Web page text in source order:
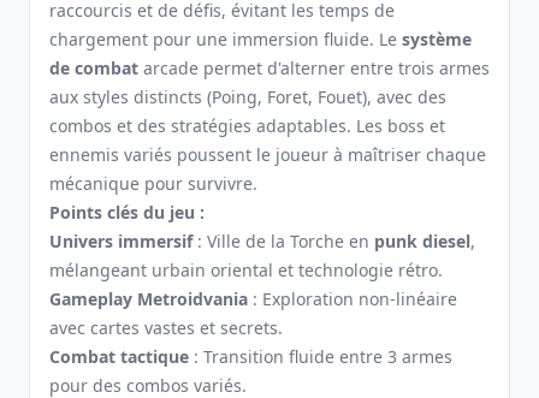
raccourcis et de défis, évitant les temps de
chargement pour une immersion fluide. Le système
de combat arcade permet d'alterner entre trois armes
aux styles distincts (Poing, Foret, Fouet), avec des
combos et des stratégies adaptables. Les boss et
ennemis variés poussent le joueur à maîtriser chaque
mécanique pour survivre.
Points clés du jeu :
Univers immersif: Ville de la Torche en punk diesel,
mélangeant urbain oriental et technologie rétro.
Gameplay Metroidvania : Exploration non-linéaire
avec cartes vastes et secrets.
Combat tactique : Transition fluide entre 3 armes
pour des combos variés.